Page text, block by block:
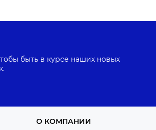
быть в курсе наших новых
О КОМПАНИИ